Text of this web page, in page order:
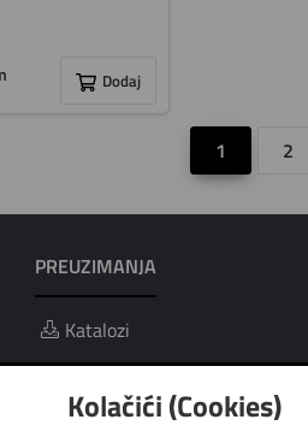
Dodaj
1 2
PREUZIMANJA
Katalozi
Kolačići (Cookies)